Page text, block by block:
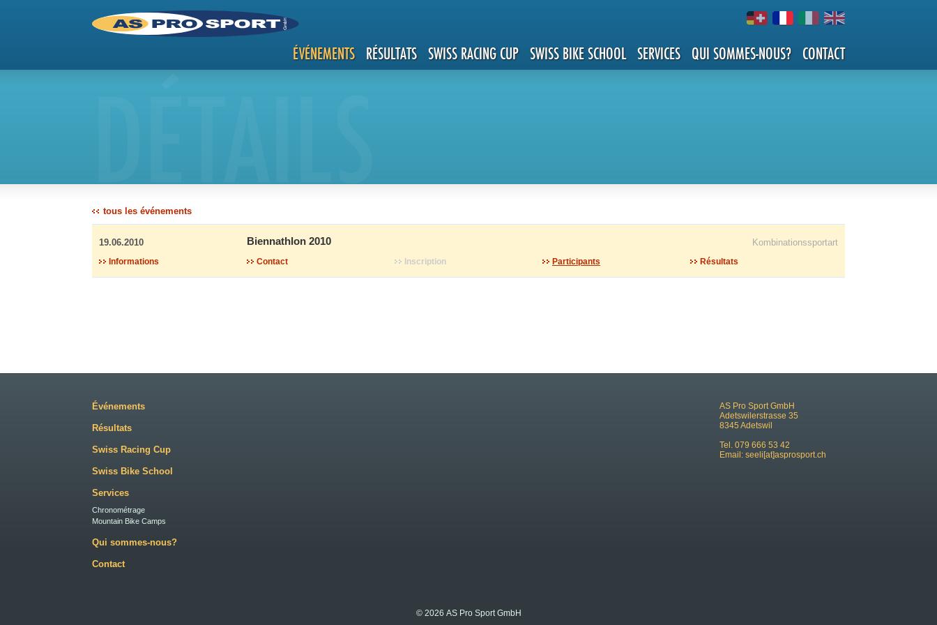
ÉVÉNEMENTS RÉSULTATS SWISS RACING CUP SWISS BIKE SCHOOL SERVICES QUI SOMMES-NOUS? CONTACT
tous les événements
19.06.2010 Kombinationssportart
Biennathlon 2010
Informations Contact Inscription Participants Résultats
AS Pro Sport GmbH
Adetswilerstrasse 35
8345 Adetswil
Tel. 079 666 53 42
Email: seeli[at]asprosport.ch
Événements
Résultats
Swiss Racing Cup
Swiss Bike School
Services
Chronométrage
Mountain Bike Camps
Qui sommes-nous?
Contact
© 2026 AS Pro Sport GmbH